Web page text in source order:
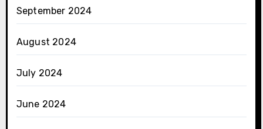
September 2024
August 2024
July 2024
June 2024